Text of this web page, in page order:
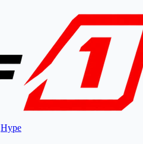
Hype